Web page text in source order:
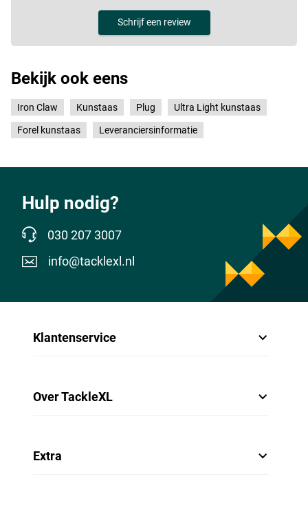
Schrijf een review
Bekijk ook eens
Iron Claw Kunstaas Plug Ultra Light kunstaas
Forel kunstaas Leveranciersinformatie
Hulp nodig?
030 207 3007
info@tacklexl.nl
Klantenservice
Over TackleXL
Extra